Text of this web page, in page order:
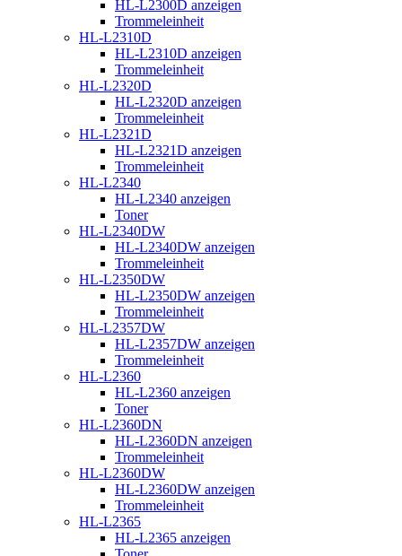
HL-L2300D anzeigen
Trommeleinheit
HL-L2310D
HL-L2310D anzeigen
Trommeleinheit
HL-L2320D
HL-L2320D anzeigen
Trommeleinheit
HL-L2321D
HL-L2321D anzeigen
Trommeleinheit
HL-L2340
HL-L2340 anzeigen
Toner
HL-L2340DW
HL-L2340DW anzeigen
Trommeleinheit
HL-L2350DW
HL-L2350DW anzeigen
Trommeleinheit
HL-L2357DW
HL-L2357DW anzeigen
Trommeleinheit
HL-L2360
HL-L2360 anzeigen
Toner
HL-L2360DN
HL-L2360DN anzeigen
Trommeleinheit
HL-L2360DW
HL-L2360DW anzeigen
Trommeleinheit
HL-L2365
HL-L2365 anzeigen